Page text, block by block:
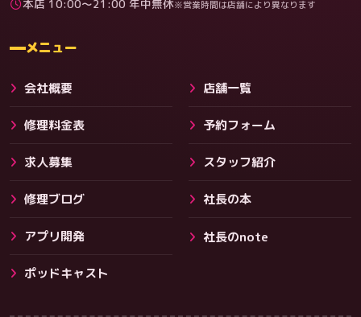
その他サービス
料金
本店 10:00〜21:00 年中無休※営業時間は店舗により異なります
メニュー
会社概要 店舗一覧
修理料金表 予約フォーム
求人募集 スタッフ紹介
修理ブログ 社長の本
アプリ開発 社長のnote
ポッドキャスト